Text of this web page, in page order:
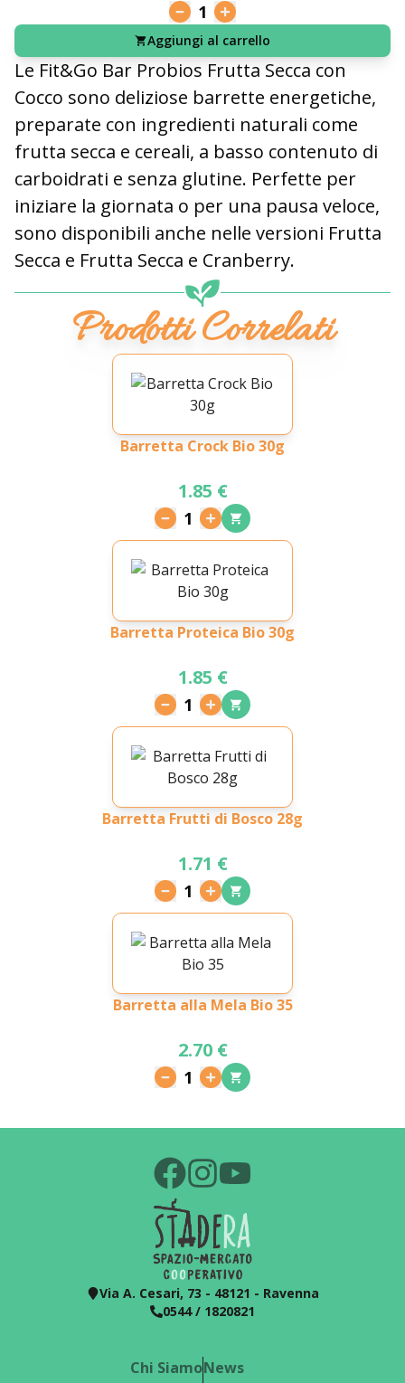
1
Aggiungi al carrello
Le Fit&Go Bar Probios Frutta Secca con
Cocco sono deliziose barrette energetiche,
preparate con ingredienti naturali come
frutta secca e cereali, a basso contenuto di
carboidrati e senza glutine. Perfette per
iniziare la giornata o per una pausa veloce,
sono disponibili anche nelle versioni Frutta
Secca e Frutta Secca e Cranberry.
Prodotti Correlati
Barretta Crock Bio 30g
1.85 €
1
Barretta Proteica Bio 30g
1.85 €
1
Barretta Frutti di Bosco 28g
1.71 €
1
Barretta alla Mela Bio 35
2.70 €
1
Via A. Cesari, 73 - 48121 - Ravenna
0544 / 1820821
Chi SiamoNews